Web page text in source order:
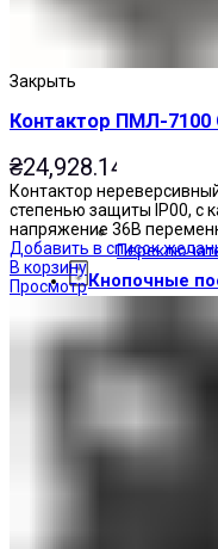
Кнопочные
Закрыть
Контактор ПМЛ-7100
₴24,928.14
Контактор
степенью защиты IP00, с
напряжение 36В
Добавить в список
В корзину
Просмотр